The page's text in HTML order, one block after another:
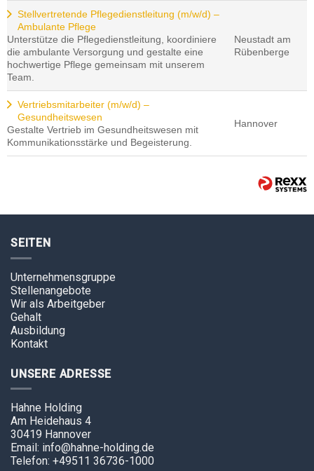
Stellvertretende Pflegedienstleitung (m/w/d) –
Ambulante Pflege
Unterstütze die Pflegedienstleitung, koordiniere
die ambulante Versorgung und gestalte eine
hochwertige Pflege gemeinsam mit unserem
Team.
Neustadt am
Rübenberge
Vertriebsmitarbeiter (m/w/d) –
Gesundheitswesen
Gestalte Vertrieb im Gesundheitswesen mit
Kommunikationsstärke und Begeisterung.
Hannover
SEITEN
Unternehmensgruppe
Stellenangebote
Wir als Arbeitgeber
Gehalt
Ausbildung
Kontakt
UNSERE ADRESSE
Hahne Holding
Am Heidehaus 4
30419 Hannover
Email: info@hahne-holding.de
Telefon: +49511 36736-1000